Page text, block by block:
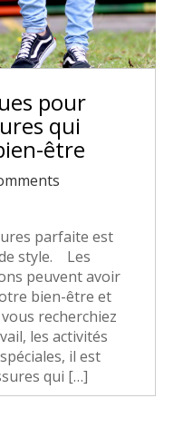
pour
qui
être
parfaite est
style. Les
peuvent avoir
bien-être et
recherchiez
les activités
il est
qui […]